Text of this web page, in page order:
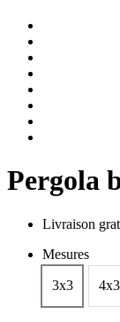
Pergola
Livraison
Mesures
3x3 4x3